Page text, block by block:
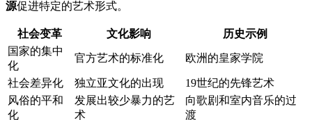
源促进特定的艺术形式。
社会变革 文化影响
历史示例
国家的集中
化
官方艺术的标准化 欧洲的皇家学院
社会差异化 独立亚文化的出现
19世纪的先锋艺术
风俗的平和
化
发展出较少暴力的艺
术
向歌剧和室内音乐的过
渡